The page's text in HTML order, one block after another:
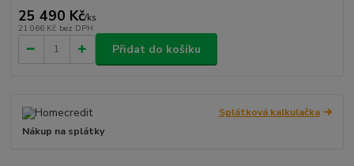
25 490 Kč/ks
21 066 Kč bez DPH
Přidat do košíku
Splátková kalkulačka
Nákup na splátky